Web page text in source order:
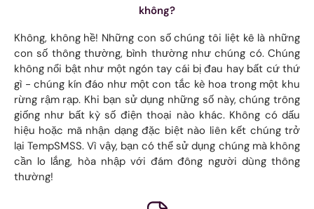
không?
Không, không hề! Những con số chúng tôi liệt kê là những
con số thông thường, bình thường như chúng có. Chúng
không nổi bật như một ngón tay cái bị đau hay bất cứ thứ
gì - chúng kín đáo như một con tắc kè hoa trong một khu
rừng rậm rạp. Khi bạn sử dụng những số này, chúng trông
giống như bất kỳ số điện thoại nào khác. Không có dấu
hiệu hoặc mã nhận dạng đặc biệt nào liên kết chúng trở
lại TempSMSS. Vì vậy, bạn có thể sử dụng chúng mà không
cần lo lắng, hòa nhập với đám đông người dùng thông
thường!